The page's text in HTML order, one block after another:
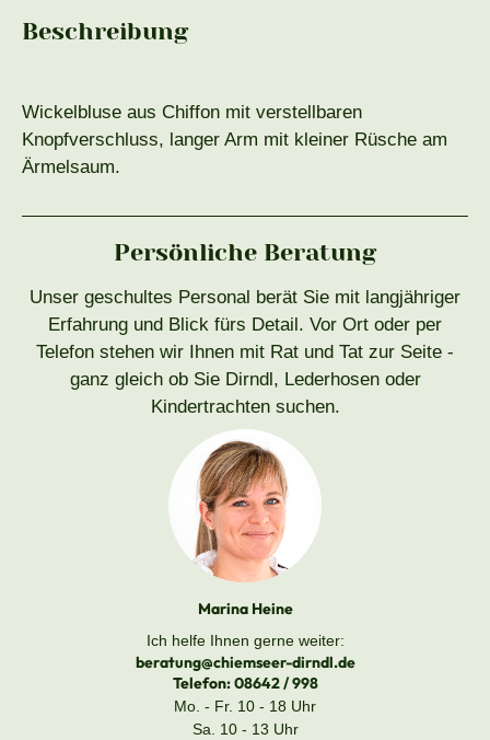
Beschreibung
Wickelbluse aus Chiffon mit verstellbaren
Knopfverschluss, langer Arm mit kleiner Rüsche am
Ärmelsaum.
Persönliche Beratung
Unser geschultes Personal berät Sie mit langjähriger
Erfahrung und Blick fürs Detail. Vor Ort oder per
Telefon stehen wir Ihnen mit Rat und Tat zur Seite -
ganz gleich ob Sie Dirndl, Lederhosen oder
Kindertrachten suchen.
Marina Heine
Ich helfe Ihnen gerne weiter:
beratung@chiemseer-dirndl.de
Telefon:08642 / 998
Mo. - Fr. 10 - 18 Uhr
Sa. 10 - 13 Uhr